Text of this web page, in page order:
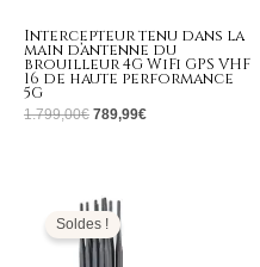
Intercepteur tenu dans la
main d’antenne du
brouilleur 4G WiFi GPS VHF
16 de haute performance
5G
1.799,00€ 789,99€
Soldes !